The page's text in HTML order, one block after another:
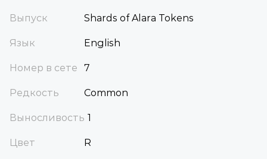
Выпуск Shards of Alara Tokens
Язык English
Номер в сете 7
Редкость Common
Выносливость 1
Цвет R